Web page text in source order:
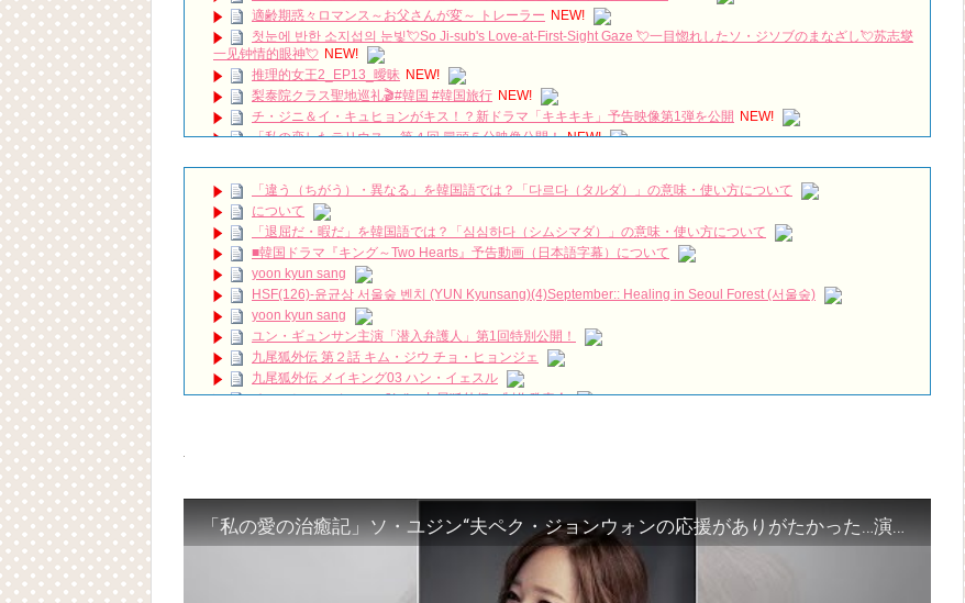
適齢期惑々ロマンス～お父さんが変～ トレーラー NEW!
첫눈에 반한 소지섭의 눈빛💘So Ji-sub's Love-at-First-Sight Gaze 💘一目惚れしたソ・ジソブのまなざし💘苏志燮
一见钟情的眼神💘 NEW!
推理的女王2_EP13_曖昧 NEW!
梨泰院クラス聖地巡礼🎬#韓国 #韓国旅行 NEW!
チ・ジニ＆イ・キュヒョンがキス！？新ドラマ「キキキキ」予告映像第1弾を公開 NEW!
「私の恋したテリウス 」第４回 冒頭５分映像公開！ NEW!
ハン・ヘジン 한혜진 – (선공개) 강남 3대 얼짱 출신 &#39;한혜진 언니&#39; (ft. 도여니의 학창시절) | 편 먹고 갈래
요? 밥블레스유 2 bobblessyou2 EP.18
ソン・ヘギョ – ソンヘギョ キスまとめ
ハン・ヘジン 한혜진 – Still We (여전히 우리는)
한가인 –
「ライフ・ オン・ マーズ」2019年11月2日TSUTAYAにて先行レンタル開始！
(ENG SUB) Behind The Scene Hyun Bin 현빈❤️ 손예진 Son Ye Jin-Crash Landing On You/ヒョンビン❤️ソンイ
ェジン / エンジョイ❕
ユン・ギュンサン、番組にも登場した愛猫が急死…イ・ソンギョンら同僚芸能人から慰めの言葉が続々 – Taka
News
キム・レウォンの影絵遊び！？「黒騎士～永遠の約束～」メイキングを一部公開（DVD-SET2特典映像より）
Powered by livedoor 相互RSS
「違う（ちがう）・異なる」を韓国語では？「다르다（タルダ）」の意味・使い方について
について
「退屈だ・暇だ」を韓国語では？「심심하다（シムシマダ）」の意味・使い方について
■韓国ドラマ『キング～Two Hearts』予告動画（日本語字幕）について
yoon kyun sang
HSF(126)-윤균상 서울숲 벤치 (YUN Kyunsang)(4)September:: Healing in Seoul Forest (서울숲)
yoon kyun sang
ユン・ギュンサン主演「潜入弁護人」第1回特別公開！
九尾狐外伝 第２話 キム・ジウ チョ・ヒョンジェ
九尾狐外伝 メイキング03 ハン・イェスル
チョ・ヒョンジェ 조현재 九尾狐外伝 制作発表会
キム・ユジョン、美しいセルフショットで近況を伝える“会いたいでしょ？” Big News TV
キム・ユジョン、新ドラマ「まず熱く掃除せよ」に出演確定…“台本を見た瞬間惹かれた” 20180123
[Fan MV]七日の王妃(7일의 왕비)OST – 정기고 (Junggigo) – 그리고 그려도 (Miss You In My Heart)
「私の愛の治癒記」ソ・ユジン“夫ペク・ジョンウォンの応援がありがたかった…演技は死ぬまでしたい”